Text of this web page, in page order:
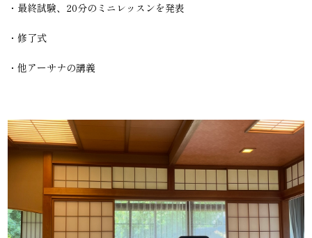
・最終試験、20分のミニレッスンを発表
・修了式
・他アーサナの講義